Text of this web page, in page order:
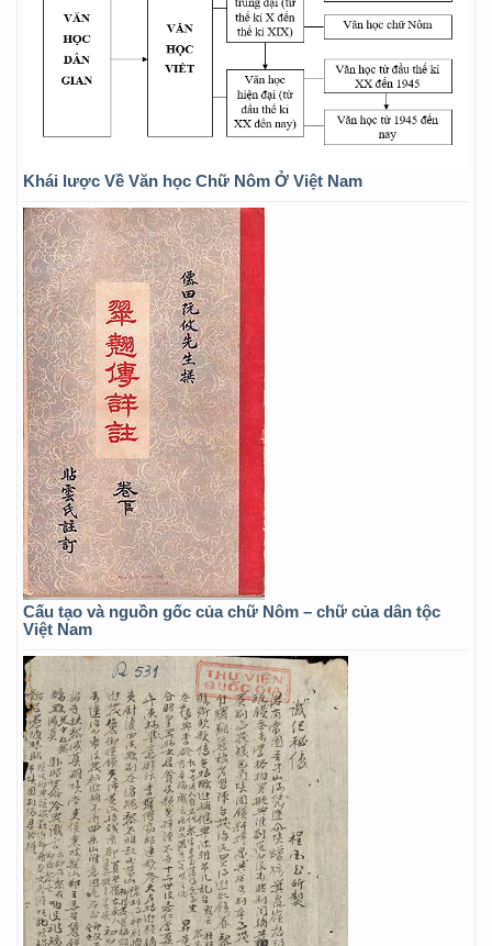
Khái lược Về Văn học Chữ Nôm Ở Việt Nam
Cấu tạo và nguồn gốc của chữ Nôm – chữ của dân tộc
Việt Nam